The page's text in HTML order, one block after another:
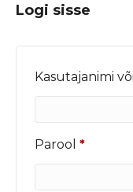
Logi sisse
Kasutajanimi
Parool *Nõutud